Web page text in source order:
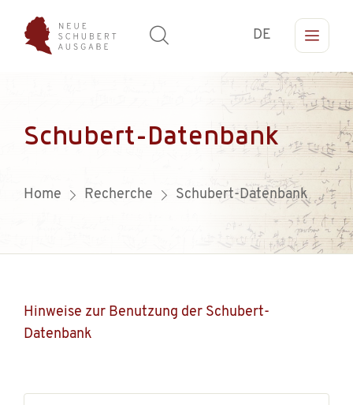
DE
Schubert-Datenbank
Home Recherche Schubert-Datenbank
Hinweise zur Benutzung der Schubert-
Datenbank